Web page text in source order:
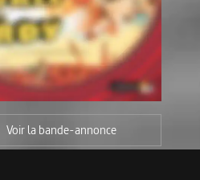
Voir la bande-annonce